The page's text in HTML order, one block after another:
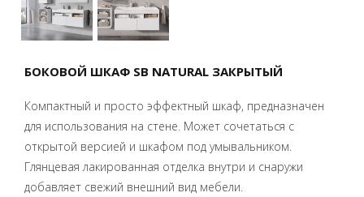
БОКОВОЙ ШКАФ SB NATURAL ЗАКРЫТЫЙ
Компактный и просто эффектный шкаф, предназначен
для использования на стене. Может сочетаться с
открытой версией и шкафом под умывальником.
Глянцевая лакированная отделка внутри и снаружи
добавляет свежий внешний вид мебели.